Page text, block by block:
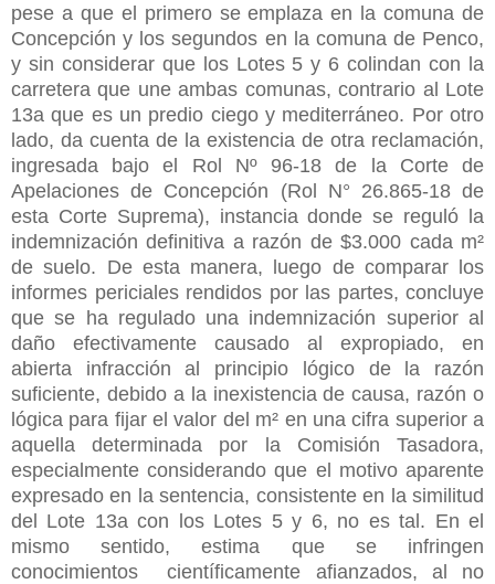
pese a que el primero se emplaza en la comuna de
Concepción y los segundos en la comuna de Penco,
y sin considerar que los Lotes 5 y 6 colindan con la
carretera que une ambas comunas, contrario al Lote
13a que es un predio ciego y mediterráneo. Por otro
lado, da cuenta de la existencia de otra reclamación,
ingresada bajo el Rol Nº 96-18 de la Corte de
Apelaciones de Concepción (Rol N° 26.865-18 de
esta Corte Suprema), instancia donde se reguló la
indemnización definitiva a razón de $3.000 cada m²
de suelo. De esta manera, luego de comparar los
informes periciales rendidos por las partes, concluye
que se ha regulado una indemnización superior al
daño efectivamente causado al expropiado, en
abierta infracción al principio lógico de la razón
suficiente, debido a la inexistencia de causa, razón o
lógica para fijar el valor del m² en una cifra superior a
aquella determinada por la Comisión Tasadora,
especialmente considerando que el motivo aparente
expresado en la sentencia, consistente en la similitud
del Lote 13a con los Lotes 5 y 6, no es tal. En el
mismo sentido, estima que se infringen
conocimientos científicamente afianzados, al no